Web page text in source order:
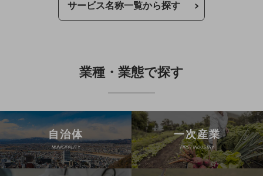
IoT向け回線料金
回線・ネットワーク
お手続き
サービス名称一覧から探す
業種・業態で探す
自治体
MUNICIPALITY
一次産業
FIRST INDUSTRY